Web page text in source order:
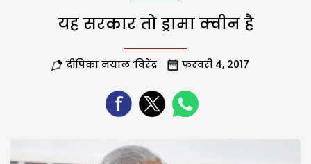
यह सरकार तो ड्रामा क्वीन है
दीपिका नयाल ‘विरेंद्र फरवरी 4, 2017